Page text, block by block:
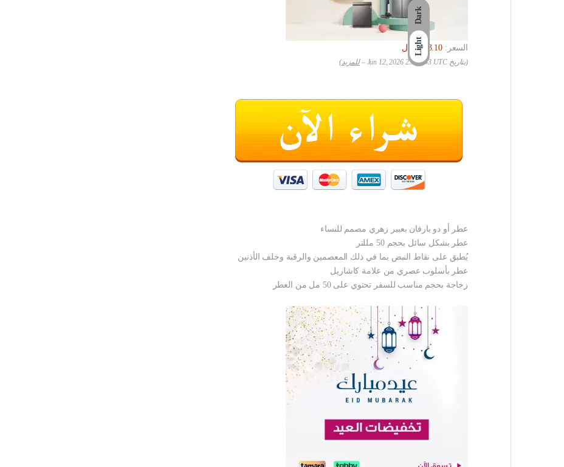
Dark
Light السعر:
‏113.10 ريال
(بتاريخ Jun 12, 2026 23:03:43 UTC – للمزيد)
عطر أو دو بارفان بعبير زهري مصمم للنساء
عطر بشكل سائل بحجم 50 مللتر
يُطبق على نقاط النبض بما في ذلك المعصمين والرقبة وخلف الأذنين
عطر بأسلوب عصري من علامة كاشاريل
زجاجة بحجم مناسب للسفر تحتوي على 50 مل من العطر